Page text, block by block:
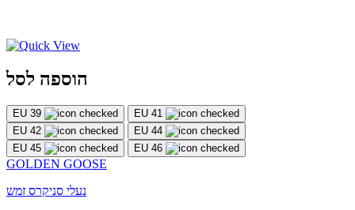
הוספה לסל
EU 39
EU 41
EU 42
EU 44
EU 45
EU 46
GOLDEN GOOSE
נעלי סניקרס זמש